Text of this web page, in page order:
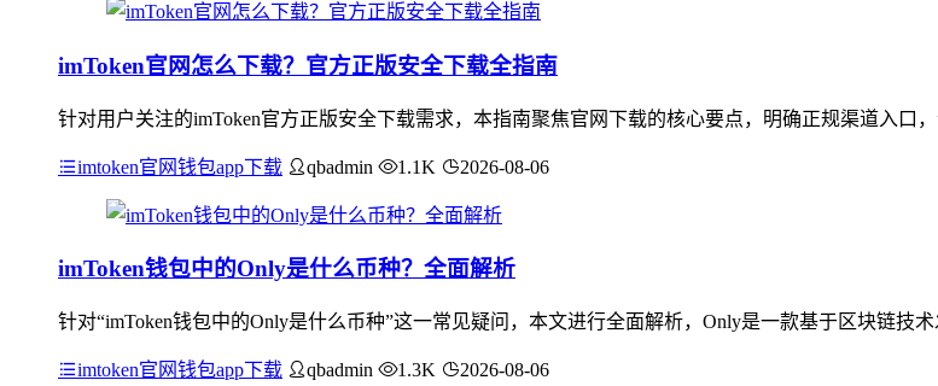
imToken官网怎么下载？官方正版安全下载全指南
针对用户关注的imToken官方正版安全下载需求，本指南聚焦官网下载的核心要点，明确正规渠道入口
imtoken官网钱包app下载 qbadmin 1.1K 2026-08-06
imToken钱包中的Only是什么币种？全面解析
针对“imToken钱包中的Only是什么币种”这一常见疑问，本文进行全面解析，Only是一款基于区块链技
imtoken官网钱包app下载 qbadmin 1.3K 2026-08-06